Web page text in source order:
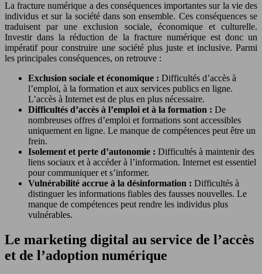
La fracture numérique a des conséquences importantes sur la vie des
individus et sur la société dans son ensemble. Ces conséquences se
traduisent par une exclusion sociale, économique et culturelle.
Investir dans la réduction de la fracture numérique est donc un
impératif pour construire une société plus juste et inclusive. Parmi
les principales conséquences, on retrouve :
Exclusion sociale et économique : Difficultés d’accès à
l’emploi, à la formation et aux services publics en ligne.
L’accès à Internet est de plus en plus nécessaire.
Difficultés d’accès à l’emploi et à la formation : De
nombreuses offres d’emploi et formations sont accessibles
uniquement en ligne. Le manque de compétences peut être un
frein.
Isolement et perte d’autonomie : Difficultés à maintenir des
liens sociaux et à accéder à l’information. Internet est essentiel
pour communiquer et s’informer.
Vulnérabilité accrue à la désinformation : Difficultés à
distinguer les informations fiables des fausses nouvelles. Le
manque de compétences peut rendre les individus plus
vulnérables.
Le marketing digital au service de l’accès
et de l’adoption numérique